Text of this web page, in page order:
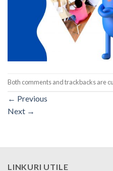
Both comments and trackbacks are
← Previous
Next →
LINKURI UTILE